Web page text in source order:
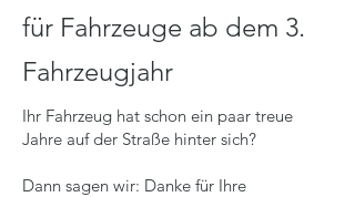
für Fahrzeuge ab dem 3.
Fahrzeugjahr
Ihr Fahrzeug hat schon ein paar treue
Jahre auf der Straße hinter sich?
Dann sagen wir: Danke für Ihre